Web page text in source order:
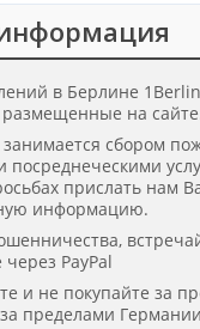
в Берлине
на
сбором
посреднеческими
прислать нам
информацию.
PayPal
и не покупайте за
пределами Германии